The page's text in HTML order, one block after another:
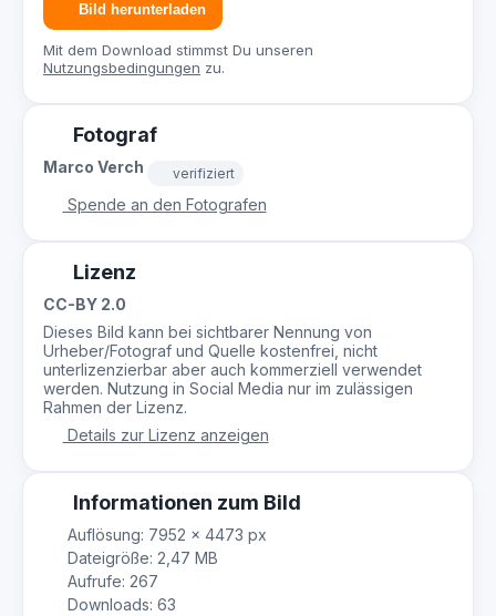
Bild herunterladen
Mit dem Download stimmst Du unseren
Nutzungsbedingungen zu.
Fotograf
Marco Verch verifiziert
Spende an den Fotografen
Lizenz
CC-BY 2.0
Dieses Bild kann bei sichtbarer Nennung von
Urheber/Fotograf und Quelle kostenfrei, nicht
unterlizenzierbar aber auch kommerziell verwendet
werden. Nutzung in Social Media nur im zulässigen
Rahmen der Lizenz.
Details zur Lizenz anzeigen
Informationen zum Bild
Auflösung: 7952 × 4473 px
Dateigröße: 2,47 MB
Aufrufe: 267
Downloads: 63